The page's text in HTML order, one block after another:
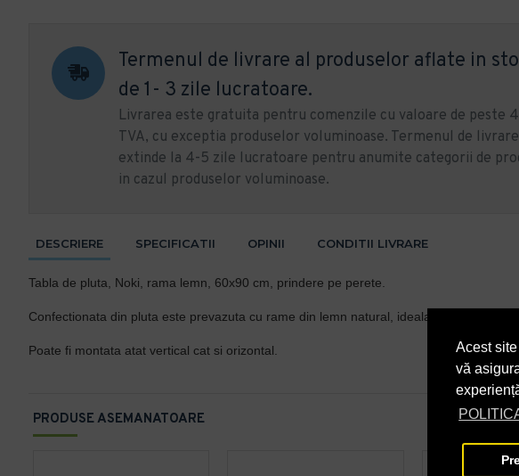
Acest
vă
Termenul de livrare al produselor aflate in
de 1- 3 zile lucratoare.
Livrarea este gratuita pentru comenzile cu valoare de peste
TVA, cu exceptia produselor voluminoase. Termenul de
extinde la 4-5 zile lucratoare pentru anumite categorii de
in cazul produselor voluminoase.
PRODUSE ASEMANATOARE
DESCRIERE SPECIFICATII OPINII CONDITII LIVRARE
Tabla de pluta, Noki, rama lemn, 60x90 cm, prindere pe perete.
Confectionata din pluta este prevazuta cu rame din lemn natural, ideala de utilizat la
Poate fi montata atat vertical cat si orizontal.